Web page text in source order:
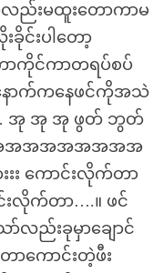
လည်းမထူးတောကာမ
င်းပါတော့
ကိုင်ကာတရပ်စပ်
ောက်ကနေဖင်ကိုအသဲ
… အု အု အု ဖွတ် ဘွတ်
အအအအအအအအ
ကောင်းလိုက်တာ
လိုက်တာ….။ ဖင်
ည်းခုမှာချောင်
ာကောင်းတဲ့ဖီး